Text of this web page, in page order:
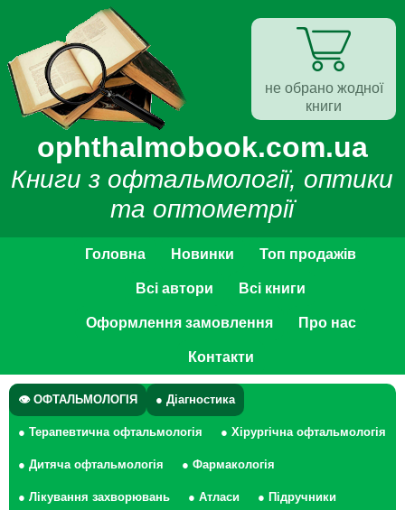
ophthalmobook.com.ua
Книги з офтальмології, оптики
та оптометрії
Головна Новинки Топ продажів
Всі автори Всі книги
Оформлення замовлення Про нас
Контакти
👁 ОФТАЛЬМОЛОГІЯ ● Діагностика
● Терапевтична офтальмологія ● Хірургічна офтальмологія
● Дитяча офтальмологія ● Фармакологія
● Лікування захворювань ● Атласи ● Підручники
не обрано жодної
книги